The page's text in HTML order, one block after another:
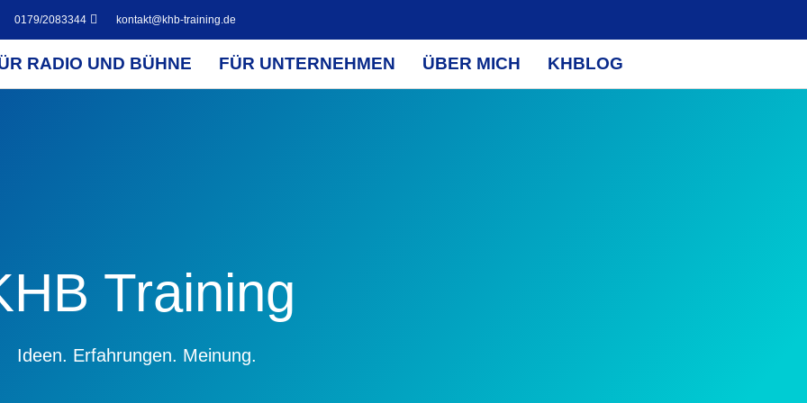
0179/2083344 kontakt@khb-training.de
RADIO UND BÜHNE FÜR UNTERNEHMEN ÜBER MICH KHBLOG
Training
Ideen. Erfahrungen. Meinung.